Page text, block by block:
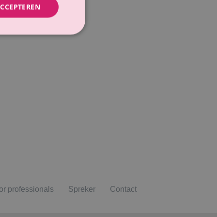
professionals Spreker Contact